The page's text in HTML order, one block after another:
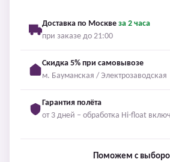
Доставка по Москве за 2 часа
при заказе до 21:00
Скидка 5% при самовывозе
м. Бауманская / Электрозаводская
Гарантия полёта
от 3 дней – обработка Hi-float
Поможем с